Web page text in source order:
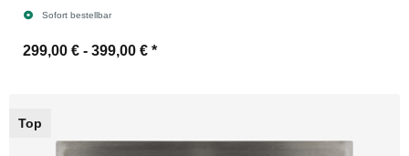
Sofort bestellbar
299,00 € - 399,00 € *
Top